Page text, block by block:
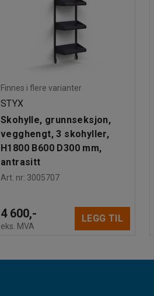
Finnes i flere varianter
STYX
Skohylle, grunnseksjon,
vegghengt, 3 skohyller,
H1800 B600 D300 mm,
antrasitt
Art. nr: 3005707
4 600,-
eks. MVA
LEGG TIL